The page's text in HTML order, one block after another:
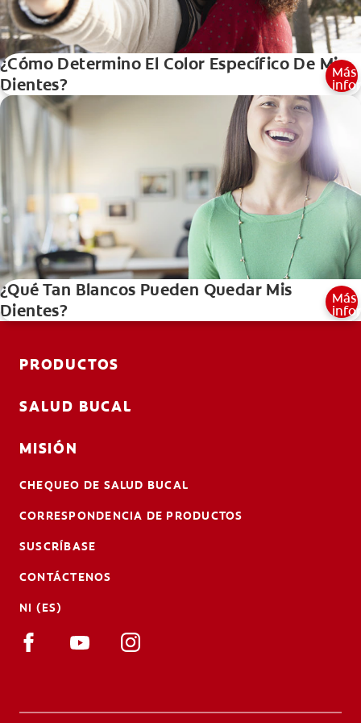
¿Cómo Determino El Color Específico De Mis
Dientes?
Más
¿Qué Tan Blancos Pueden Quedar Mis
Dientes?
Más
PRODUCTOS
SALUD BUCAL
MISIÓN
CHEQUEO DE SALUD BUCAL
CORRESPONDENCIA DE PRODUCTOS
SUSCRÍBASE
CONTÁCTENOS
NI (ES)